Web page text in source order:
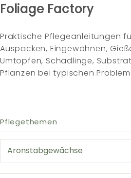
Foliage Factory
Praktische Pflegeanleitungen
Auspacken, Eingewöhnen,
Umtopfen, Schädlinge,
Pflanzen bei typischen
Pflegethemen
Aronstabgewächse